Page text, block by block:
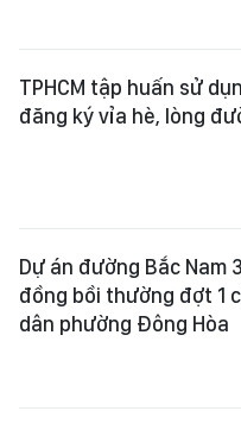
TPHCM tập huấn sử
đăng ký vỉa hè, lòng
Dự án đường Bắc Nam
đồng bồi thường đợt 1
dân phường Đông Hòa